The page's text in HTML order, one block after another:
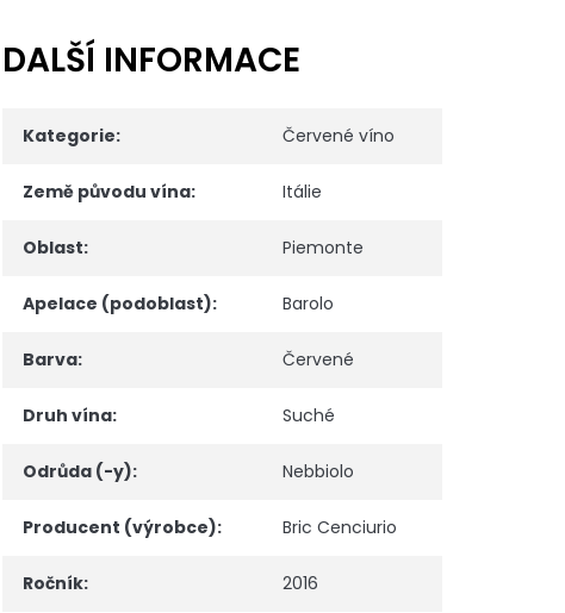
DALŠÍ INFORMACE
Kategorie: Červené víno
Země původu vína: Itálie
Oblast: Piemonte
Apelace (podoblast): Barolo
Barva: Červené
Druh vína: Suché
Odrůda (-y): Nebbiolo
Producent (výrobce): Bric Cenciurio
Ročník: 2016